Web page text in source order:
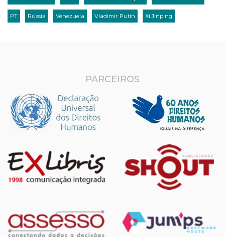
PT Rússia Venezuela Vladimir Putin Xi Jinping
PARCEIROS